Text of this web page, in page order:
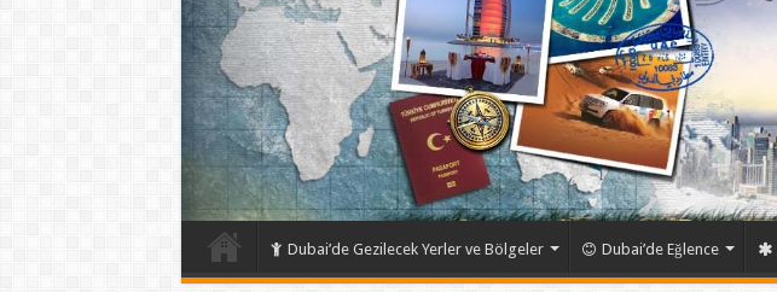
Dubai’de Gezilecek Yerler ve Bölgeler Dubai’de Eğlence